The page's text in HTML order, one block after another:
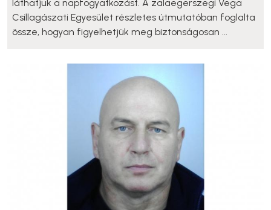
láthatjuk a napfogyatkozást. A zalaegerszegi Vega
Csillagászati Egyesület részletes útmutatóban foglalta
össze, hogyan figyelhetjük meg biztonságosan ...